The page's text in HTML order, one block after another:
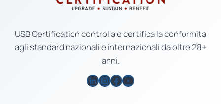
USB Certification controlla e certifica la conformità
agli standard nazionali e internazionali da oltre 28+
anni.
LinkedIn
Instagram
Facebook
YouTube